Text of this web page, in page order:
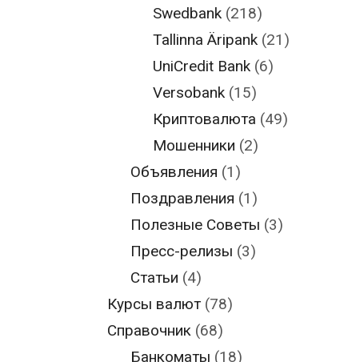
Swedbank (218)
Tallinna Äripank (21)
UniCredit Bank (6)
Versobank (15)
Криптовалюта (49)
Мошенники (2)
Объявления (1)
Поздравления (1)
Полезные Советы (3)
Пресс-релизы (3)
Статьи (4)
Курсы валют (78)
Справочник (68)
Банкоматы (18)